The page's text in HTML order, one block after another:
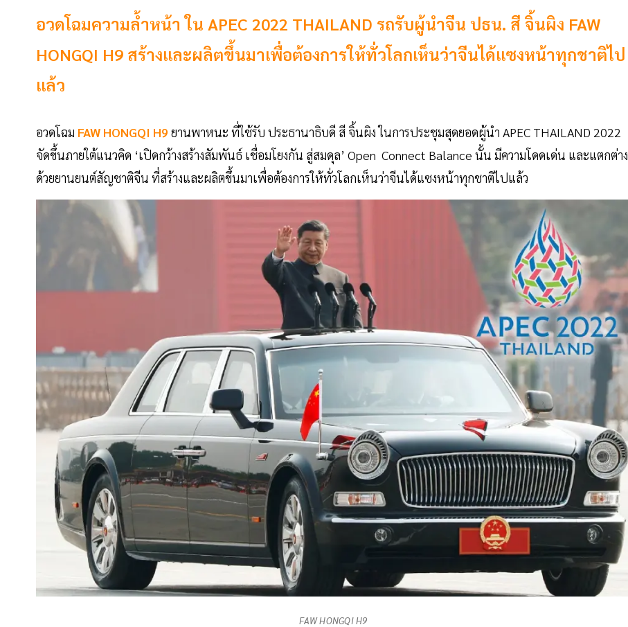
อวดโฉมความล้ำหน้า ใน APEC 2022 THAILAND รถรับผู้นำจีน ปธน. สี จิ้นผิง FAW
HONGQI H9 สร้างและผลิตขึ้นมาเพื่อต้องการให้ทั่วโลกเห็นว่าจีนได้แซงหน้าทุกชาติไป
แล้ว
อวดโฉม FAW HONGQI H9 ยานพาหนะ ที่ใช้รับ ประธานาธิบดี สี จิ้นผิง ในการประชุมสุดยอดผู้นำ APEC THAILAND 2022
จัดขึ้นภายใต้แนวคิด ‘เปิดกว้างสร้างสัมพันธ์ เชื่อมโยงกัน สู่สมดุล’ Open Connect Balance นั้น มีความโดดเด่น และแตกต่าง
ด้วยยานยนต์สัญชาติจีน ที่สร้างและผลิตขึ้นมาเพื่อต้องการให้ทั่วโลกเห็นว่าจีนได้แซงหน้าทุกชาติไปแล้ว
FAW HONGQI H9